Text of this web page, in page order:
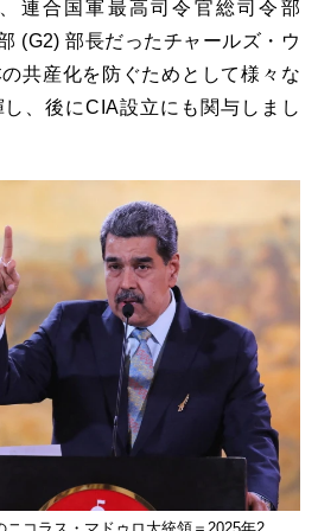
連合国軍最高司令官総司令部
(G2) 部長だったチャールズ・ウ
共産化を防ぐためとして様々な
、後にCIA設立にも関与しまし